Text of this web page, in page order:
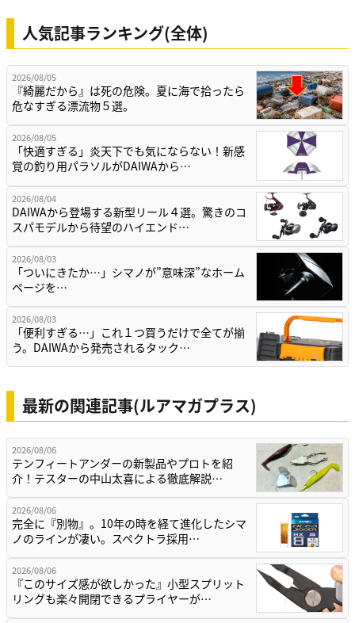
人気記事ランキング(全体)
2026/08/05
『綺麗だから』は死の危険。夏に海で拾ったら
危なすぎる漂流物５選。
2026/08/05
「快適すぎる」炎天下でも気にならない！新感
覚の釣り用パラソルがDAIWAから…
2026/08/04
DAIWAから登場する新型リール４選。驚きのコ
スパモデルから待望のハイエンド…
2026/08/03
「ついにきたか…」シマノが”意味深”なホーム
ページを…
2026/08/03
「便利すぎる…」これ１つ買うだけで全てが揃
う。DAIWAから発売されるタック…
最新の関連記事(ルアマガプラス)
2026/08/06
テンフィートアンダーの新製品やプロトを紹
介！テスターの中山太喜による徹底解説…
2026/08/06
完全に『別物』。10年の時を経て進化したシマ
ノのラインが凄い。スペクトラ採用…
2026/08/06
『このサイズ感が欲しかった』小型スプリット
リングも楽々開閉できるプライヤーが…